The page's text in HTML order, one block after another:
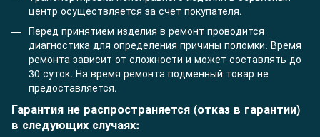
центр осуществляется за счет покупателя.
Перед принятием изделия в ремонт проводится
диагностика для определения причины поломки. Время
ремонта зависит от сложности и может составлять до
30 суток. На время ремонта подменный товар не
предоставляется.
Гарантия не распространяется (отказ в гарантии)
в следующих случаях: